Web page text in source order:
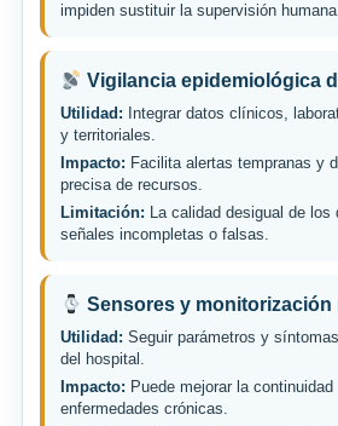
impiden sustituir la supervisión
Vigilancia epidemiológica
Utilidad: Integrar datos clínicos,
y territoriales.
Impacto: Facilita alertas tempranas y
precisa de recursos.
Limitación: La calidad desigual de los
señales incompletas o falsas.
Sensores y monitorización
Utilidad: Seguir parámetros y
del hospital.
Impacto: Puede mejorar la
enfermedades crónicas.